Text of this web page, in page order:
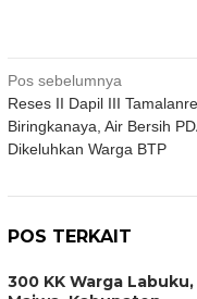
Navigasi
pos
Pos sebelumnya
Reses II Dapil III
Biringkanaya, Air Bersih
Dikeluhkan Warga BTP
POS TERKAIT
300 KK Warga Labuku,